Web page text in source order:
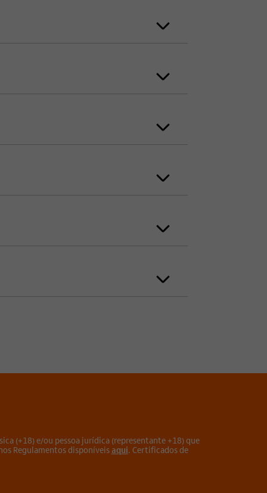
(+18) e/ou pessoa jurídica (representante +18) que
Regulamentos disponíveisaqui. Certificados de